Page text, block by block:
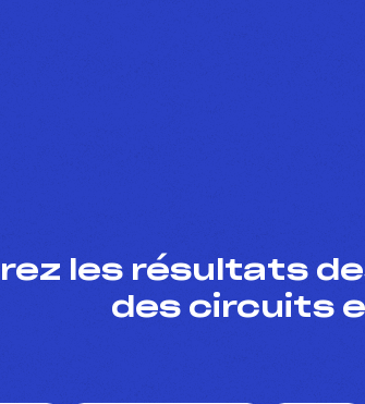
les résultats
des circuits